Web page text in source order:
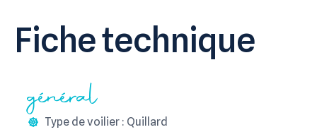
Fiche technique
général
Type de voilier : Quillard